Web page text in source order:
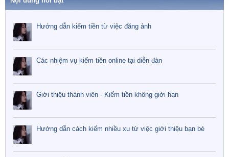
Hướng dẫn kiếm tiền từ việc đăng ảnh
Các nhiệm vụ kiếm tiền online tại diễn đàn
Giới thiệu thành viên - Kiếm tiền không giới hạn
Hướng dẫn cách kiếm nhiều xu từ việc giới thiệu bạn bè